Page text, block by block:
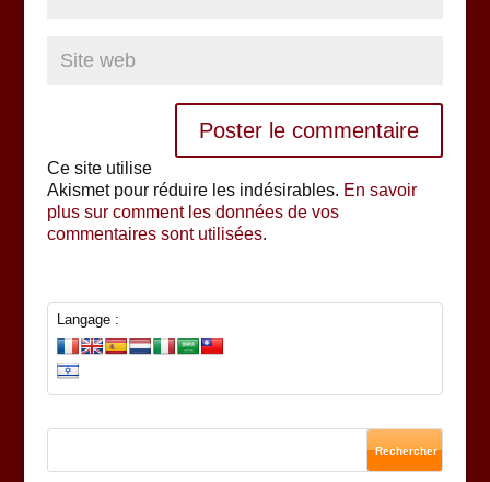
Ce site utilise
Akismet pour réduire les indésirables. En savoir
plus sur comment les données de vos
commentaires sont utilisées.
Langage :